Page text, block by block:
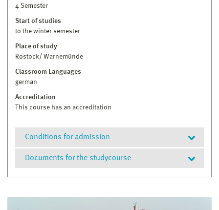
4 Semester
Start of studies
to the winter semester
Place of study
Rostock/ Warnemünde
Classroom Languages
german
Accreditation
This course has an accreditation
Conditions for admission
erster berufsqualifizierender Studienabschluss
Documents for the studycourse